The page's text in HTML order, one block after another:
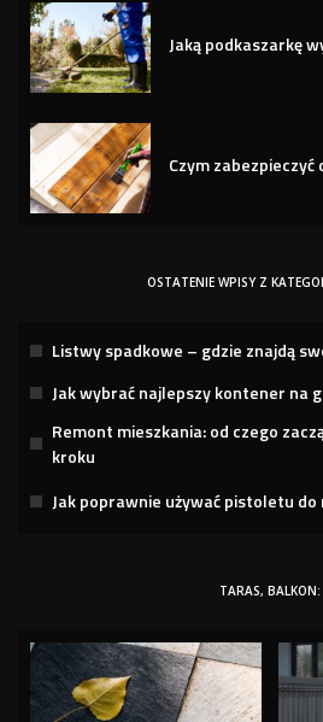
Jaką podkaszarkę
Czym
OSTATENIE WPISY Z
Listwy spadkowe – gdzie znajdą
Jak wybrać najlepszy kontener na
Remont mieszkania: od czego
kroku
Jak poprawnie używać pistoletu do
TARAS, BALKON: